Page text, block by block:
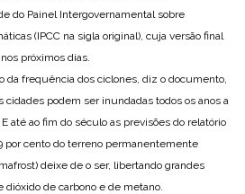
do Painel Intergovernamental sobre
(IPCC na sigla original), cuja versão final
próximos dias.
da frequência dos ciclones, diz o documento,
cidades podem ser inundadas todos os anos a
até ao fim do século as previsões do relatório
por cento do terreno permanentemente
deixe de o ser, libertando grandes
dióxido de carbono e de metano.